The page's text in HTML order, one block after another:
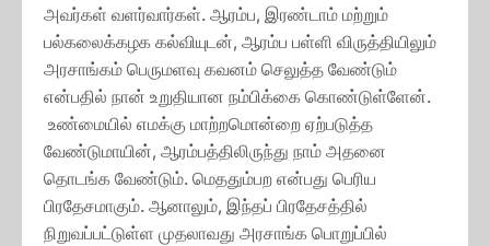
அவர்கள் வளர்வார்கள். ஆரம்ப, இரண்டாம் மற்றும்
பல்கலைக்கழக கல்வியுடன், ஆரம்ப பள்ளி விருத்தியிலும்
அரசாங்கம் பெருமளவு கவனம் செலுத்த வேண்டும்
என்பதில் நான் உறுதியான நம்பிக்கை கொண்டுள்ளேன்.
உண்மையில் எமக்கு மாற்றமொன்றை ஏற்படுத்த
வேண்டுமாயின், ஆரம்பத்திலிருந்து நாம் அதனை
தொடங்க வேண்டும். மெததும்பற என்பது பெரிய
பிரதேசமாகும். ஆனாலும், இந்தப் பிரதேசத்தில்
நிறுவப்பட்டுள்ள முதலாவது அரசாங்க பொறுப்பில்